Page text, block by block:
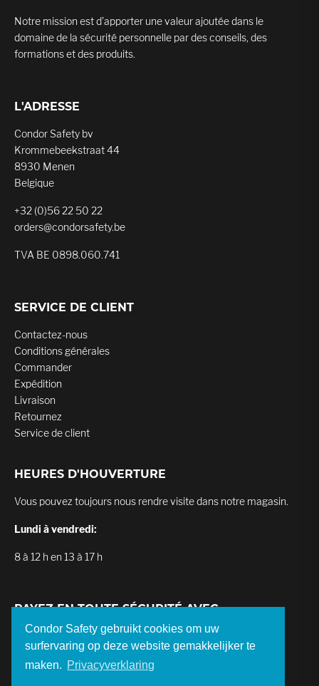
Condor Safety gebruikt cookies om uw
surfervaring op deze website gemakkelijker te
maken. Privacyverklaring
Notre mission est d’apporter une valeur ajoutée dans le
domaine de la sécurité personnelle par des conseils, des
formations et des produits.
L'ADRESSE
Condor Safety bv
Krommebeekstraat 44
8930 Menen
Belgique
+32 (0)56 22 50 22
orders@condorsafety.be
TVA BE 0898.060.741
SERVICE DE CLIENT
Contactez-nous
Conditions générales
Commander
Expédition
Livraison
Retournez
Service de client
HEURES D'HOUVERTURE
Vous pouvez toujours nous rendre visite dans notre magasin.
Lundi à vendredi:
8 à 12 h en 13 à 17 h
PAYEZ EN TOUTE SÉCURITÉ AVEC